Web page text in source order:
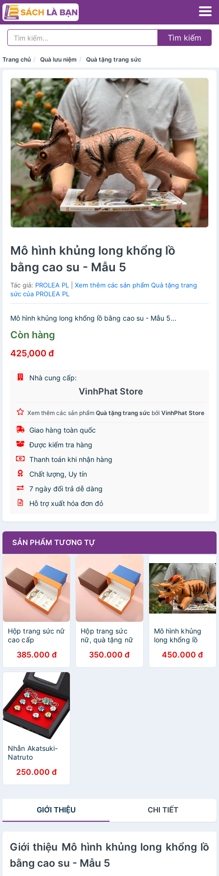
Tìm kiếm
Trang chủ Quà lưu niệm Quà tặng trang sức
Mô hình khủng long khổng lồ
bằng cao su - Mẫu 5
Tác giả: PROLEA PL
Xem thêm các sản phẩm Quà tặng trang
sức của PROLEA PL
Mô hình khủng long khổng lồ bằng cao su - Mẫu 5...
Còn hàng
425,000 đ
Nhà cung cấp:
VinhPhat Store
Xem thêm các sản phẩm Quà tặng trang sức bởi VinhPhat Store
Giao hàng toàn quốc
Được kiểm tra hàng
Thanh toán khi nhận hàng
Chất lượng, Uy tín
7 ngày đổi trả dễ dàng
Hỗ trợ xuất hóa đơn đỏ
SẢN PHẨM TƯƠNG TỰ
Hộp trang sức nữ
cao cấp
385.000 đ
Hộp trang sức
nữ, quà tặng nữ
350.000 đ
Mô hình khủng
long khổng lồ
Mẫu 3
450.000 đ
Nhẫn Akatsuki-
Natruto
250.000 đ
GIỚI THIỆU CHI TIẾT
Giới thiệu Mô hình khủng long khổng lồ
bằng cao su - Mẫu 5